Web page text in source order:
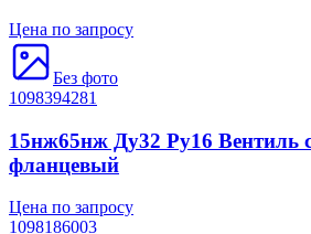
Цена по запросу
Без фото
1098394281
15нж65нж Ду32 Ру16 Вентиль
фланцевый
Цена по запросу
1098186003